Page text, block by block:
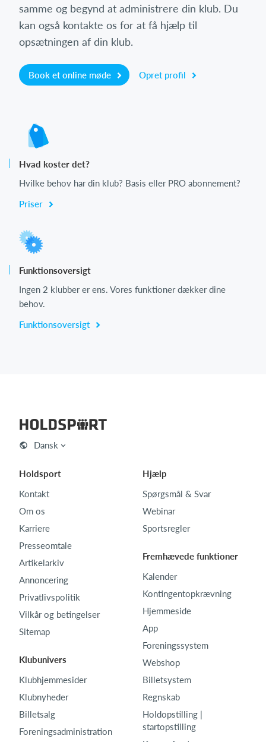
samme og begynd at administrere din klub. Du
kan også kontakte os for at få hjælp til
opsætningen af din klub.
Book et online møde Opret profil
Hvad koster det?
Hvilke behov har din klub? Basis eller PRO abonnement?
Priser
Funktionsoversigt
Ingen 2 klubber er ens. Vores funktioner dækker dine
behov.
Funktionsoversigt
Dansk
Holdsport
Kontakt
Om os
Karriere
Presseomtale
Artikelarkiv
Annoncering
Privatlivspolitik
Vilkår og betingelser
Sitemap
Klubunivers
Klubhjemmesider
Klubnyheder
Billetsalg
Foreningsadministration
Hjælp
Spørgsmål & Svar
Webinar
Sportsregler
Fremhævede funktioner
Kalender
Kontingentopkrævning
Hjemmeside
App
Foreningssystem
Webshop
Billetsystem
Regnskab
Holdopstilling |
startopstilling